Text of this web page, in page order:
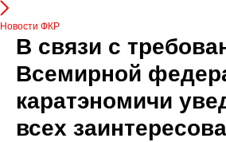
Новости ФКР
В связи с
Всемирной
каратэномичи
всех